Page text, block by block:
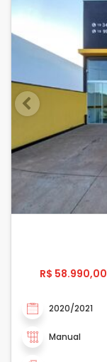
R$ 58.990,00
2020/2021
Manual